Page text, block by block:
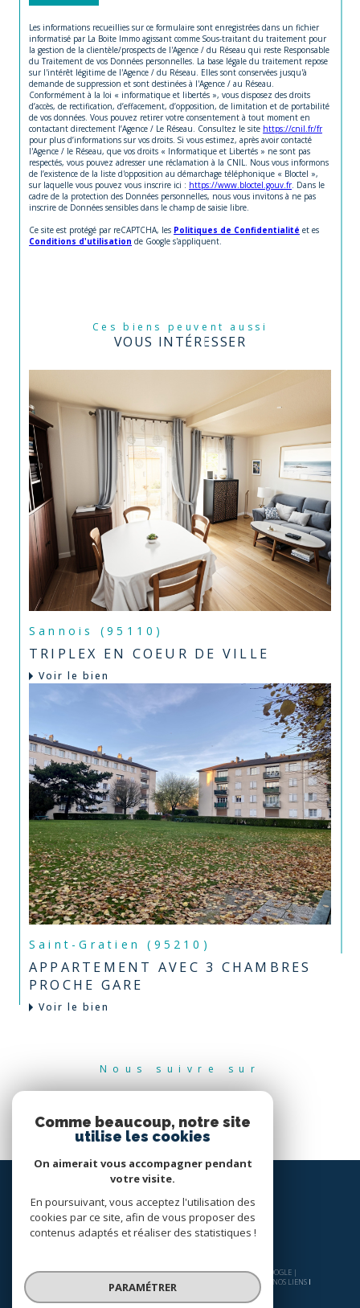
Les informations recueillies sur ce formulaire sont enregistrées dans un fichier
informatisé par La Boite Immo agissant comme Sous-traitant du traitement pour
la gestion de la clientèle/prospects de l'Agence / du Réseau qui reste Responsable
du Traitement de vos Données personnelles. La base légale du traitement repose
sur l'intérêt légitime de l'Agence / du Réseau. Elles sont conservées jusqu'à
demande de suppression et sont destinées à l'Agence / au Réseau.
Conformément à la loi « informatique et libertés », vous disposez des droits
d’accès, de rectification, d’effacement, d’opposition, de limitation et de portabilité
de vos données. Vous pouvez retirer votre consentement à tout moment en
contactant directement l’Agence / Le Réseau. Consultez le site https://cnil.fr/fr
pour plus d’informations sur vos droits. Si vous estimez, après avoir contacté
l'Agence / le Réseau, que vos droits « Informatique et Libertés » ne sont pas
respectés, vous pouvez adresser une réclamation à la CNIL. Nous vous informons
de l’existence de la liste d'opposition au démarchage téléphonique « Bloctel »,
sur laquelle vous pouvez vous inscrire ici : https://www.bloctel.gouv.fr. Dans le
cadre de la protection des Données personnelles, nous vous invitons à ne pas
inscrire de Données sensibles dans le champ de saisie libre.
Ce site est protégé par reCAPTCHA, les Politiques de Confidentialité et es
Conditions d'utilisation de Google s'appliquent.
Ces biens peuvent aussi
VOUS INTÉRESSER
Sannois (95110)
TRIPLEX EN COEUR DE VILLE
Voir le bien
Saint-Gratien (95210)
APPARTEMENT AVEC 3 CHAMBRES
PROCHE GARE
Voir le bien
Nous suivre sur
© 2026 | TOUS DROITS RÉSERVÉS | TRADUCTION POWERED BY GOOGLE |
NOS HONORAIRES
PLAN DU SITE MENTIONS LÉGALES ADMIN
NOS LIENS
POLITIQUE RGPD
Comme beaucoup, notre site
utilise les cookies
On aimerait vous accompagner pendant
votre visite.
En poursuivant, vous acceptez l'utilisation des
cookies par ce site, afin de vous proposer des
contenus adaptés et réaliser des statistiques !
PARAMÉTRER